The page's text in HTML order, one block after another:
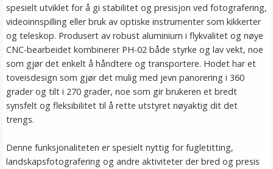
spesielt utviklet for å gi stabilitet og presisjon ved fotografering,
videoinnspilling eller bruk av optiske instrumenter som kikkerter
og teleskop. Produsert av robust aluminium i flykvalitet og nøye
CNC-bearbeidet kombinerer PH-02 både styrke og lav vekt, noe
som gjør det enkelt å håndtere og transportere. Hodet har et
toveisdesign som gjør det mulig med jevn panorering i 360
grader og tilt i 270 grader, noe som gir brukeren et bredt
synsfelt og fleksibilitet til å rette utstyret nøyaktig dit det
trengs.
Denne funksjonaliteten er spesielt nyttig for fugletitting,
landskapsfotografering og andre aktiviteter der bred og presis